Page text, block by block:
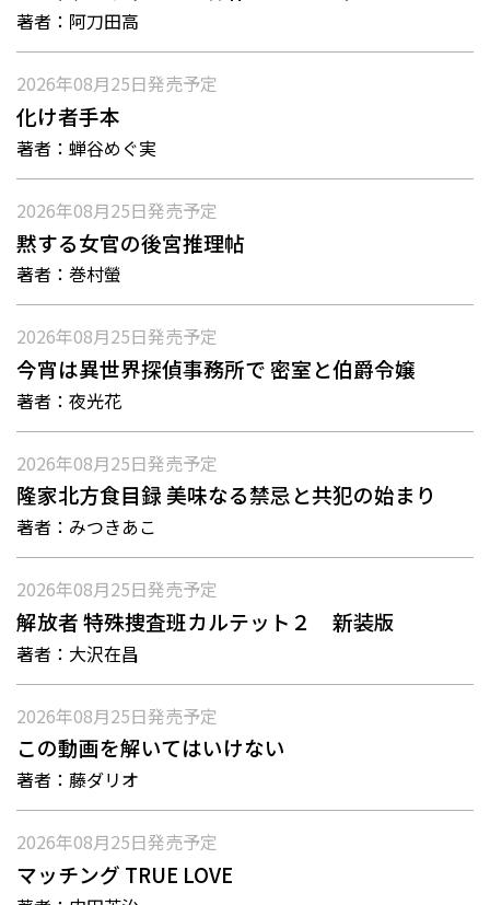
著者： 阿刀田高
2026年08月25日発売予定
化け者手本
著者： 蝉谷めぐ実
2026年08月25日発売予定
黙する女官の後宮推理帖
著者： 巻村螢
2026年08月25日発売予定
今宵は異世界探偵事務所で 密室と伯爵令嬢
著者： 夜光花
2026年08月25日発売予定
隆家北方食目録 美味なる禁忌と共犯の始まり
著者： みつきあこ
2026年08月25日発売予定
解放者 特殊捜査班カルテット２ 新装版
著者： 大沢在昌
2026年08月25日発売予定
この動画を解いてはいけない
著者： 藤ダリオ
2026年08月25日発売予定
マッチング TRUE LOVE